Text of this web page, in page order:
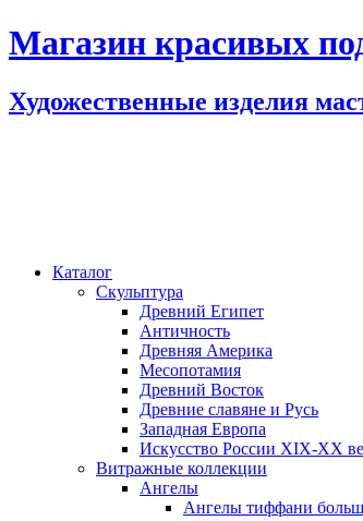
Магазин красивых
Художественные изделия
Каталог
Скульптура
Древний Египет
Античность
Древняя Америка
Месопотамия
Древний Восток
Древние славяне и Русь
Западная Европа
Искусство России XIX-XX
Витражные коллекции
Ангелы
Ангелы тиффани